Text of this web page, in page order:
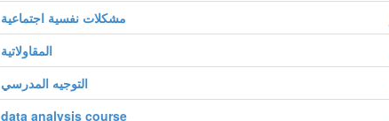
مشكلات نفسية اجتماعية
المقاولاتية
التوجيه المدرسي
data analysis course